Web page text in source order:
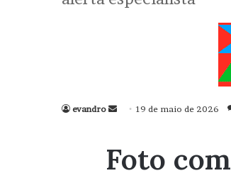
evandro
Mande
mail
19 de maio de 2026
Foto